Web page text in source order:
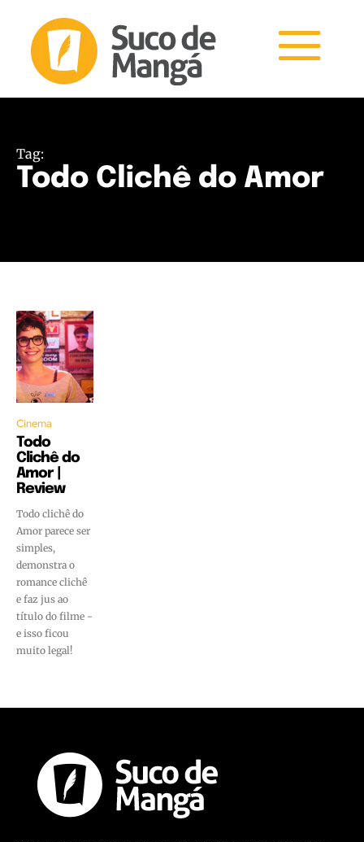
Tag:
Todo Clichê do Amor
Cinema
Todo
Clichê do
Amor |
Review
Todo clichê do
Amor parece ser
simples,
demonstra o
romance clichê
e faz jus ao
título do filme -
e isso ficou
muito legal!